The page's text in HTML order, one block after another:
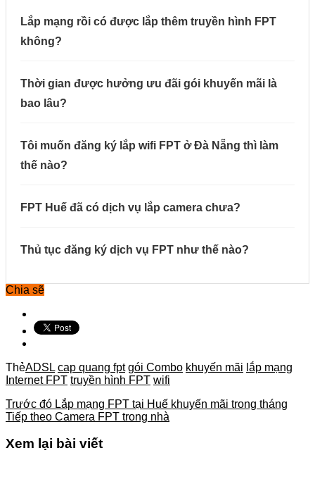
Lắp mạng rồi có được lắp thêm truyền hình FPT
không?
Thời gian được hưởng ưu đãi gói khuyến mãi là
bao lâu?
Tôi muốn đăng ký lắp wifi FPT ở Đà Nẵng thì làm
thế nào?
FPT Huế đã có dịch vụ lắp camera chưa?
Thủ tục đăng ký dịch vụ FPT như thế nào?
Chia sẽ
ThẻADSL cap quang fpt gói Combo khuyến mãi lắp mạng
Internet FPT truyền hình FPT wifi
Trước đó Lắp mạng FPT tại Huế khuyến mãi trong tháng
Tiếp theo Camera FPT trong nhà
Xem lại bài viết